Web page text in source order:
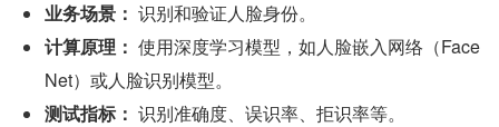
业务场景： 识别和验证人脸身份。
计算原理： 使用深度学习模型，如人脸嵌入网络（Face
Net）或人脸识别模型。
测试指标： 识别准确度、误识率、拒识率等。